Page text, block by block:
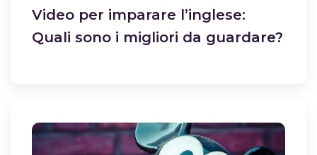
Video per imparare l’inglese:
Quali sono i migliori da guardare?